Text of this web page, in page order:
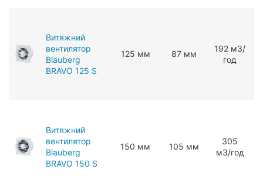
Витяжний
вентилятор
Blauberg
BRAVO 125 S
125 мм 87 мм
192 мЗ/
год
Витяжний
вентилятор
Blauberg
BRAVO 150 S
150 мм 105 мм
305
мЗ/год